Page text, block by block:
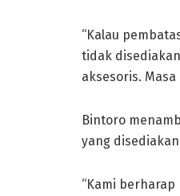
“Kalau
tidak
aksesoris.
Bintoro
yang
“Kami